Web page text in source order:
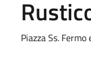
Piazza Ss.